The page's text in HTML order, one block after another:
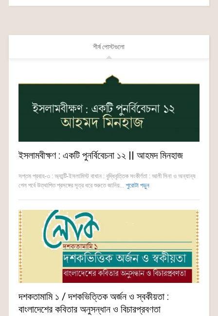
শীর্ষ পোস্টগুলো
ইসলামবীক্ষণ : একটি পুনর্বিবেচনা ১২ || আহমদ মিনহাজ
সপ্তম প্রবাহ-৩ : অ্যান্টি-ইসলামিস্ট বাখান : বুদ্ধিবৃত্তিক সংকীর্ণতা : আলী সিনা ও অন্যান্য
গেল পর্বে উত্থাপিত প্রসঙ্গের সূত্র ধরে শুরুতে জানিয়... পুরোটা পড়ুন
দশকতামামি ১ / দশকভিত্তিক অর্জন ও স্বকীয়তা :
বাংলাদেশের কবিতার অনুসন্ধান ও বিচারপ্রবণতা